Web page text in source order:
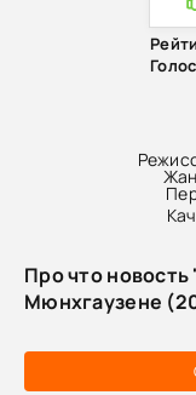
Про что
Мюнхгаузене